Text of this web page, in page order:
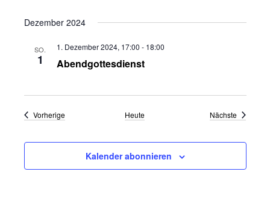
Dezember 2024
SO.
1 Abendgottesdienst
1. Dezember 2024, 17:00 - 18:00
VorherigeVeranstaltungen Heute Nächste
Kalender abonnieren